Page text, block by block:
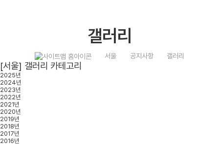
갤러리
서울 공지사항 갤러리
[서울] 갤러리 카테고리
2025년
2024년
2023년
2022년
2021년
2020년
2019년
2018년
2017년
2016년